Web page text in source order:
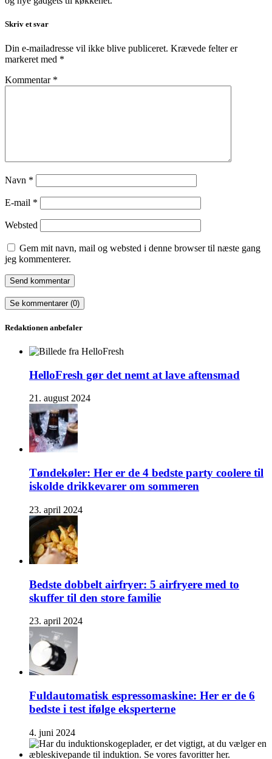
Skriv et svar
Din e-mailadresse vil ikke blive publiceret. Krævede felter er
markeret med *
Kommentar *
Navn *
E-mail *
Websted
Gem mit navn, mail og websted i denne browser til næste gang
jeg kommenterer.
Se kommentarer (0)
Redaktionen anbefaler
HelloFresh gør det nemt at lave aftensmad
21. august 2024
Tøndekøler: Her er de 4 bedste party coolere til
iskolde drikkevarer om sommeren
23. april 2024
Bedste dobbelt airfryer: 5 airfryere med to
skuffer til den store familie
23. april 2024
Fuldautomatisk espressomaskine: Her er de 6
bedste i test ifølge eksperterne
4. juni 2024